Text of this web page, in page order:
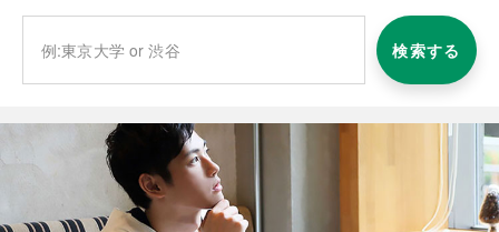
検索する